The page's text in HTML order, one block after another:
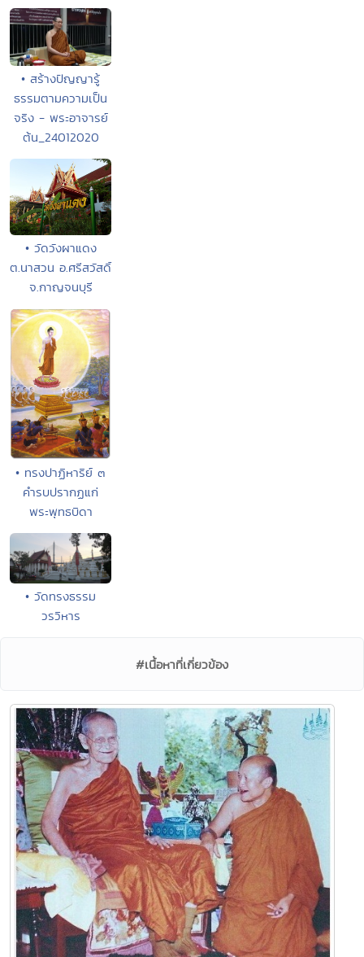
• สร้างปัญญารู้
ธรรมตามความเป็น
จริง - พระอาจารย์
ต้น_24012020
• วัดวังผาแดง
ต.นาสวน อ.ศรีสวัสดิ์
จ.กาญจนบุรี
• ทรงปาฏิหาริย์ ๓
คำรบปรากฏแก่
พระพุทธบิดา
• วัดทรงธรรม
วรวิหาร
#เนื้อหาที่เกี่ยวข้อง